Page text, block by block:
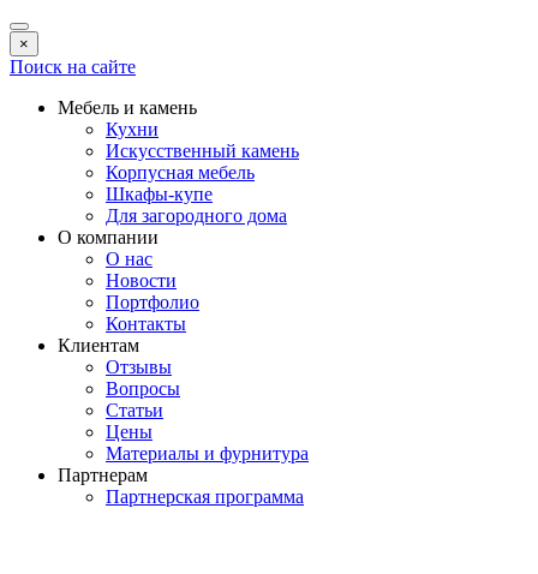
×
Поиск на сайте
Мебель и камень
Кухни
Искусственный камень
Корпусная мебель
Шкафы-купе
Для загородного дома
О компании
О нас
Новости
Портфолио
Контакты
Клиентам
Отзывы
Вопросы
Статьи
Цены
Материалы и фурнитура
Партнерам
Партнерская программа